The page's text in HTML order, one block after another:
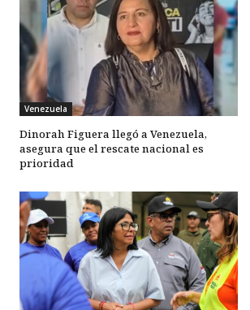
Venezuela
Dinorah Figuera llegó a Venezuela,
asegura que el rescate nacional es
prioridad